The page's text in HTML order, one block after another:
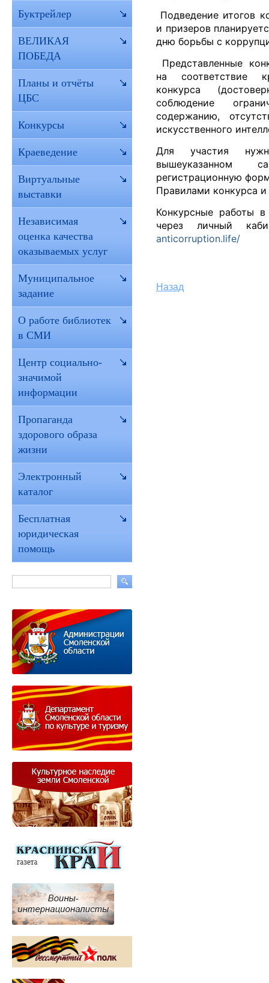
Подведение итогов
и призеров
дню борьбы с
Представленные
на соответствие
конкурса
соблюдение
содержанию,
искусственного
Для участия
вышеуказанном
регистрационную
Правилами конкурса
Конкурсные работы
через личный
anticorruption.life/
Назад
Буктрейлер
ВЕЛИКАЯ
ПОБЕДА
Планы и отчёты
ЦБС
Конкурсы
Краеведение
Виртуальные
выставки
Независимая
оценка качества
оказываемых услуг
Муниципальное
задание
О работе библиотек
в СМИ
Центр социально-
значимой
информации
Пропаганда
здорового образа
жизни
Электронный
каталог
Бесплатная
юридическая
помощь